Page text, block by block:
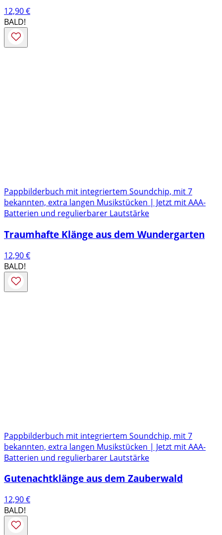
12,90€
BALD!
Pappbilderbuch mit integriertem Soundchip, mit 7
bekannten, extra langen Musikstücken | Jetzt mit AAA-
Batterien und regulierbarer Lautstärke
Traumhafte Klänge aus dem Wundergarten
12,90€
BALD!
Pappbilderbuch mit integriertem Soundchip, mit 7
bekannten, extra langen Musikstücken | Jetzt mit AAA-
Batterien und regulierbarer Lautstärke
Gutenachtklänge aus dem Zauberwald
12,90€
BALD!